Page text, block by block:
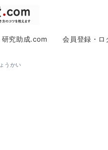
研究助成.com 会員登録・ロ
うかい